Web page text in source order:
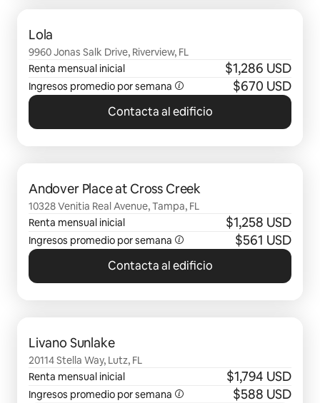
Lola
9960 Jonas Salk Drive, Riverview, FL
Renta mensual inicial
$1,286 USD
Ingresos promedio por semana $670 USD
Contacta al edificio
Andover Place at Cross Creek
10328 Venitia Real Avenue, Tampa, FL
Renta mensual inicial
$1,258 USD
Ingresos promedio por semana $561 USD
Contacta al edificio
Livano Sunlake
20114 Stella Way, Lutz, FL
Renta mensual inicial
$1,794 USD
Ingresos promedio por semana $588 USD